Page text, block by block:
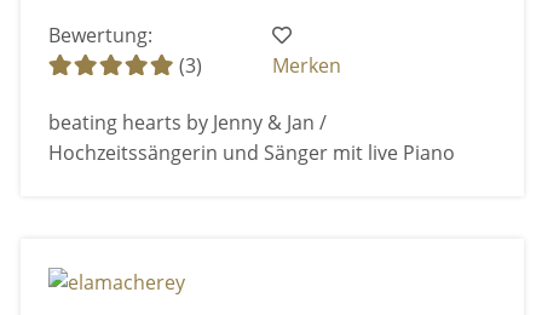
Bewertung:
(3)
Merken
beating hearts by Jenny & Jan /
Hochzeitssängerin und Sänger mit live Piano